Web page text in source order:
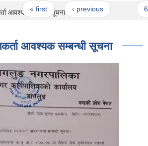
Pages
« first ‹ previous
आवश्यक सम्बन्धी सूचना
आवश्यक सम्बन्धी सूचना